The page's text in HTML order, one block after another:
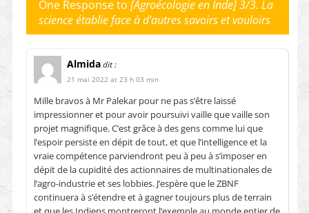
One Response to [Agroécologie en Inde] 3/3. La
science établie face à d’autres savoirs et vouloirs
Almida dit :
21 mai 2022 at 23 h 03 min
Mille bravos à Mr Palekar pour ne pas s’être laissé
impressionner et pour avoir poursuivi vaille que vaille son
projet magnifique. C’est grâce à des gens comme lui que
l’espoir persiste en dépit de tout, et que l’intelligence et la
vraie compétence parviendront peu à peu à s’imposer en
dépit de la cupidité des actionnaires de multinationales de
l’agro-industrie et ses lobbies. J’espère que le ZBNF
continuera à s’étendre et à gagner toujours plus de terrain